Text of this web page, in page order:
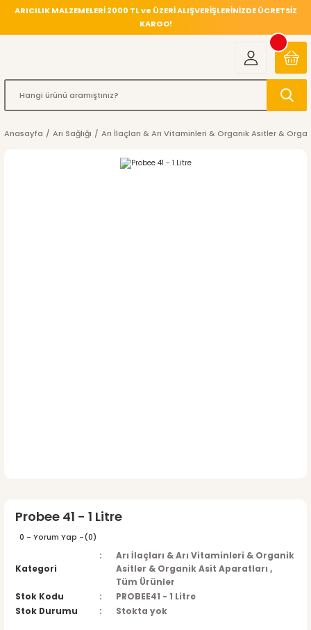
ARICILIK MALZEMELERİ 2000 TL ve ÜZERİ ALIŞVERİŞLERİNİZDE ÜCRETSİZ
KARGO!
Anasayfa Arı Sağlığı Arı İlaçları & Arı Vitaminleri & Organik Asitler &
Probee 41 - 1 Litre
0 - Yorum Yap -(0)
Kategori
Arı İlaçları & Arı Vitaminleri & Organik
Asitler & Organik Asit Aparatları ,
Tüm Ürünler
Stok Kodu
PROBEE41 - 1 Litre
Stok Durumu
Stokta yok